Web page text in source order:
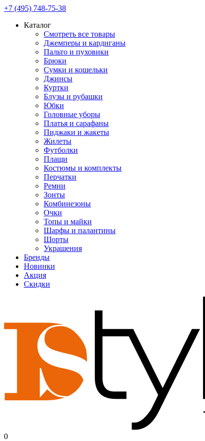
+7 (495) 748-75-38
Каталог
Смотреть все товары
Джемперы и кардиганы
Пальто и пуховики
Брюки
Сумки и кошельки
Джинсы
Куртки
Блузы и рубашки
Юбки
Головные уборы
Платья и сарафаны
Пиджаки и жакеты
Жилеты
Футболки
Плащи
Костюмы и комплекты
Перчатки
Ремни
Зонты
Комбинезоны
Очки
Топы и майки
Шарфы и палантины
Шорты
Украшения
Бренды
Новинки
Акция
Скидки
0